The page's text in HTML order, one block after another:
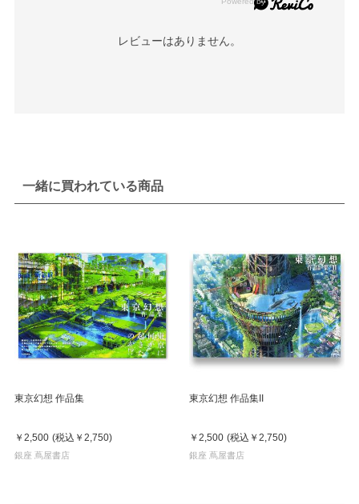
レビューはありません。
一緒に買われている商品
東京幻想 作品集
￥2,500 (税込 ￥2,750)
銀座 蔦屋書店
東京幻想 作品集II
￥2,500 (税込 ￥2,750)
銀座 蔦屋書店